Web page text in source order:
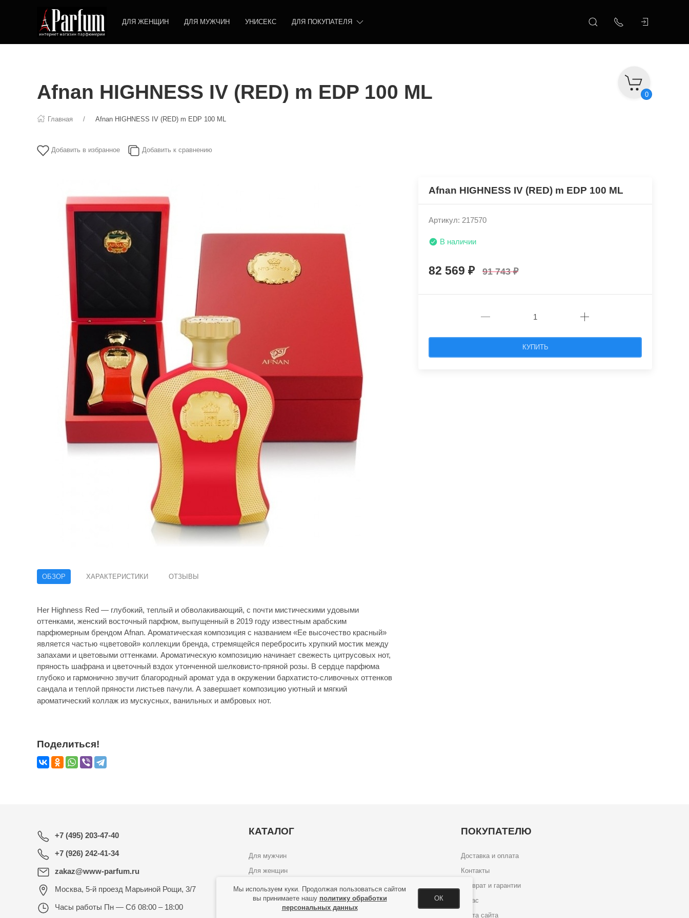
ДЛЯ ЖЕНЩИН ДЛЯ МУЖЧИН УНИСЕКС ДЛЯ ПОКУПАТЕЛЯ
0
Afnan HIGHNESS IV (RED) m EDP 100 ML
Главная Afnan HIGHNESS IV (RED) m EDP 100 ML
Добавить в избранное Добавить к сравнению
ОБЗОР ХАРАКТЕРИСТИКИ ОТЗЫВЫ
Her Highness Red — глубокий, теплый и обволакивающий, с почти мистическими удовыми
оттенками, женский восточный парфюм, выпущенный в 2019 году известным арабским
парфюмерным брендом Afnan. Ароматическая композиция с названием «Ее высочество красный»
является частью «цветовой» коллекции бренда, стремящейся перебросить хрупкий мостик между
запахами и цветовыми оттенками. Ароматическую композицию начинает свежесть цитрусовых нот,
пряность шафрана и цветочный вздох утонченной шелковисто-пряной розы. В сердце парфюма
глубоко и гармонично звучит благородный аромат уда в окружении бархатисто-сливочных оттенков
сандала и теплой пряности листьев пачули. А завершает композицию уютный и мягкий
ароматический коллаж из мускусных, ванильных и амбровых нот.
Afnan HIGHNESS IV (RED) m EDP 100 ML
Артикул: 217570
В наличии
82 569 91 743
КУПИТЬ
Поделиться!
+7 (495) 203-47-40
+7 (926) 242-41-34
zakaz@www-parfum.ru
Москва, 5-й проезд Марьиной Рощи, 3/7
Часы работы Пн — Сб 08:00 – 18:00
КАТАЛОГ
Для мужчин
Для женщин
ПОКУПАТЕЛЮ
Доставка и оплата
Контакты
Возврат и гарантии
О нас
Карта сайта
Мы используем куки. Продолжая пользоваться сайтом
вы принимаете нашу политику обработки
персональных данных
ОК